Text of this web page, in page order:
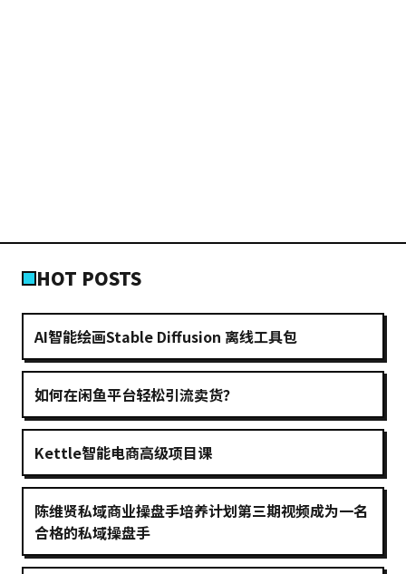
HOT POSTS
AI智能绘画Stable Diffusion 离线工具包
如何在闲鱼平台轻松引流卖货？
Kettle智能电商高级项目课
陈维贤私域商业操盘手培养计划第三期视频成为一名
合格的私域操盘手